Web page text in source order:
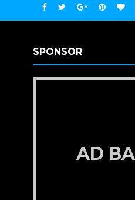
SPONSOR
AD